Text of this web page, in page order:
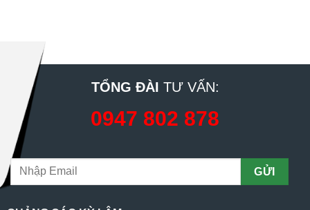
TỔNG ĐÀI TƯ VẤN:
0947 802 878